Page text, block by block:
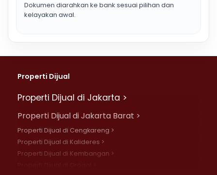
Dokumen diarahkan ke bank sesuai pilihan dan
kelayakan awal.
Properti Dijual
Properti Dijual di Jakarta >
Properti Dijual di Jakarta Barat >
Properti Dijual di Cengkareng >
Properti Dijual di Kalideres >
Properti Dijual di Kembangan >